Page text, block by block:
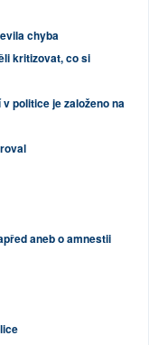
chyba
kritizovat, co si
politice je založeno na
aneb o amnestii